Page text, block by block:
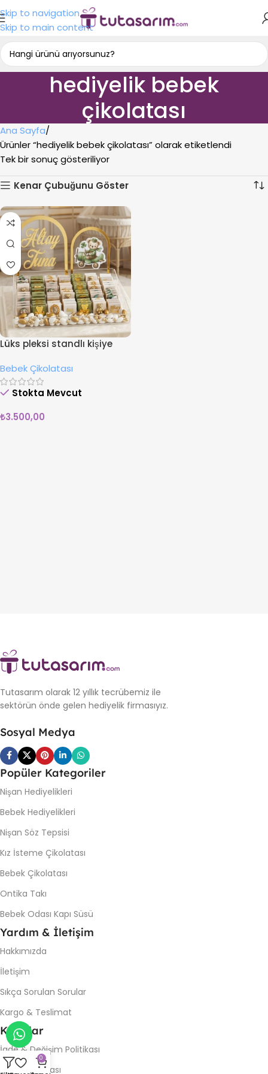
Skip to navigation
Skip to main content
hediyelik bebek
çikolatası
Ana Sayfa
Ürünler “hediyelik bebek çikolatası” olarak etiketlendi
Tek bir sonuç gösteriliyor
Kenar Çubuğunu Göster
Lüks pleksi standlı kişiye
Bebek Çikolatası
Stokta Mevcut
₺3.500,00
Tutasarım olarak 12 yıllık tecrübemiz ile
sektörün önde gelen hediyelik firmasıyız.
Sosyal Medya
Popüler Kategoriler
Nişan Hediyelikleri
Bebek Hediyelikleri
Nişan Söz Tepsisi
Kız İsteme Çikolatası
Bebek Çikolatası
Ontika Takı
Bebek Odası Kapı Süsü
Yardım & İletişim
Hakkımızda
İletişim
Sıkça Sorulan Sorular
Kargo & Teslimat
Koşullar
İade & Değişim Politikası
Gizlilik Politikası
0